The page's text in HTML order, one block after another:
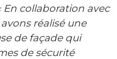
En collaboration avec
réalisé une
de façade qui
de sécurité